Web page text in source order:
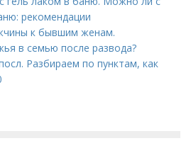
рекомендации
к бывшим женам.
в семью после развода?
Разбираем по пунктам, как